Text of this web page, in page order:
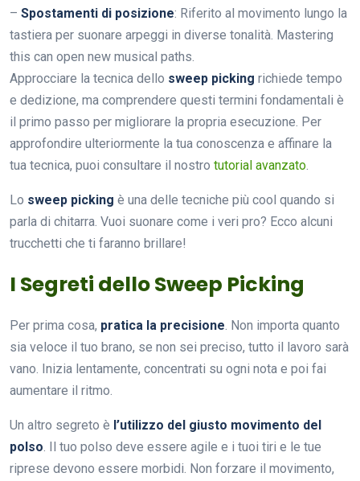
– Spostamenti di posizione: Riferito al movimento lungo la
tastiera per suonare arpeggi in diverse tonalità. Mastering
this can open new musical paths.
Approcciare la tecnica dello sweep picking richiede tempo
e dedizione, ma comprendere questi termini fondamentali è
il primo passo per migliorare la propria esecuzione. Per
approfondire ulteriormente la tua conoscenza e affinare la
tua tecnica, puoi consultare il nostro tutorial avanzato
Lo sweep picking è una delle tecniche più cool quando si
parla di chitarra. Vuoi suonare come i veri pro? Ecco alcuni
trucchetti che ti faranno brillare!
I Segreti dello Sweep Picking
Per prima cosa, pratica la precisione . Non importa quanto
sia veloce il tuo brano, se non sei preciso, tutto il lavoro sarà
vano. Inizia lentamente, concentrati su ogni nota e poi fai
aumentare il ritmo.
Un altro segreto è l’utilizzo del giusto movimento del
polso . Il tuo polso deve essere agile e i tuoi tiri e le tue
riprese devono essere morbidi. Non forzare il movimento,